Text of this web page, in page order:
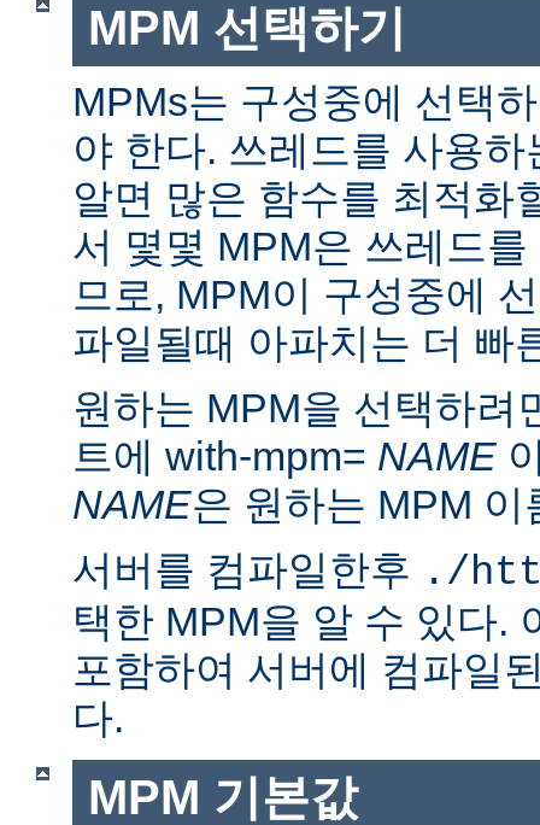
MPM 선택하기
MPMs는 구성중에 선택
야 한다. 쓰레드를 사용
알면 많은 함수를 최적화
서 몇몇 MPM은 쓰레드
므로, MPM이 구성중에
파일될때 아파치는 더 빠
원하는 MPM을 선택하려
트에 with-mpm= NAME
NAME은 원하는 MPM 이
서버를 컴파일한후 ./
택한 MPM을 알 수 있다.
포함하여 서버에 컴파일
다.
MPM 기본값